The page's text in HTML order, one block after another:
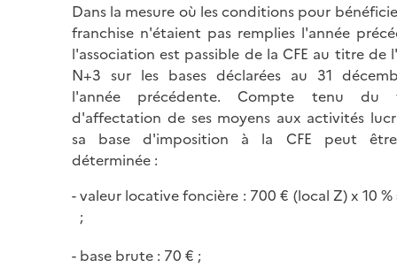
Dans la mesure où les conditions pour
franchise n'étaient pas remplies l'année
l'association est passible de la CFE au titre de
N+3 sur les bases déclarées au 31
l'année précédente. Compte tenu du
d'affectation de ses moyens aux activités
sa base d'imposition à la CFE peut
déterminée :
valeur locative foncière : 700 € (local Z) x 10
;
base brute : 70 € ;